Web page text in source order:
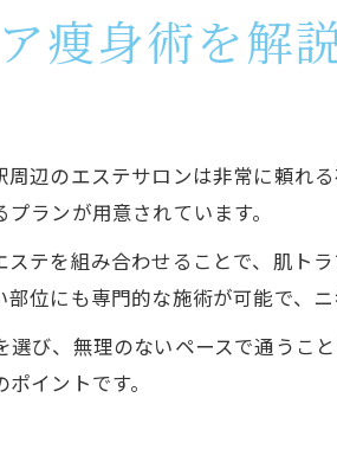
美肌を目指す通い放題活用法
通い放題で得られるニキビケア効果
肌プランの選択ポイント
ピーリング併用の実践メリット
できる痩身メニューの選び方
ビケア痩身メニューの見極め方
辺で人気の痩身プラン活用術
でおすすめのピーリング体験
痩身術を解
辺のエステサロンは非常に頼れ
ランが用意されています。
テを組み合わせることで、肌ト
位にも専門的な施術が可能で、
び、無理のないペースで通うこ
イントです。